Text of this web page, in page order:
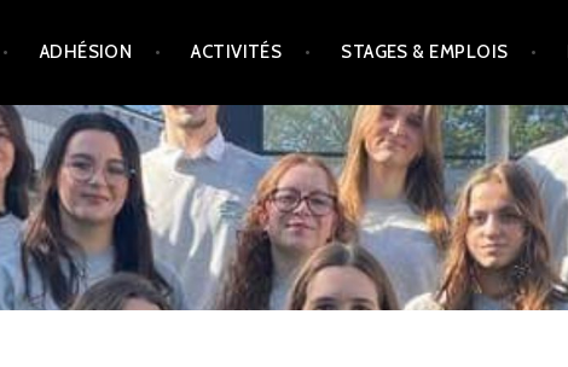
ADHÉSION ACTIVITÉS STAGES & EMPLOIS